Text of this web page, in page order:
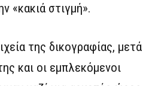
«κακιά στιγμή».
της δικογραφίας, μετά
και οι εμπλεκόμενοι